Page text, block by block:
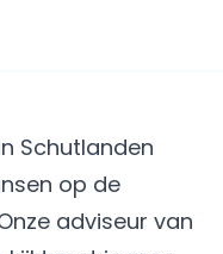
Schutlanden
op de
adviseur van